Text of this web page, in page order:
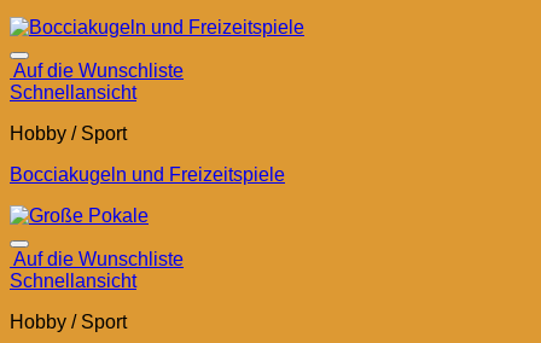
Auf die Wunschliste
Schnellansicht
Hobby / Sport
Bocciakugeln und Freizeitspiele
Auf die Wunschliste
Schnellansicht
Hobby / Sport